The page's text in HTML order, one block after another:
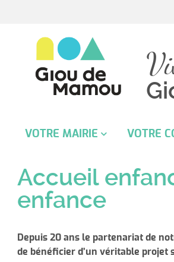
VOTRE MAIRIE
Infos pratiques de la Mairie
Conseil Municipal
Délibérations et Arrêtés
Démarches administratives
VOTRE
Vie
Cimetière
Histoire
Accueil
enfance
Depuis 20 ans le partenariat de
de bénéficier d’un véritable projet